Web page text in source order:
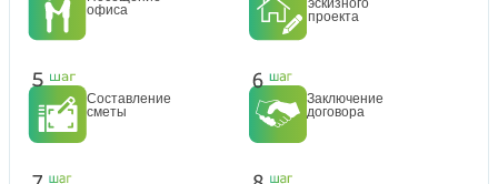
офиса
эскизного
проекта
Составление
сметы
Заключение
договора